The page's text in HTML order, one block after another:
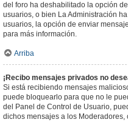
del foro ha deshabilitado la opción
usuarios, o bien La Administración
usuarios, la opción de enviar
para más información.
Arriba
¡Recibo mensajes privados no
Si está recibiendo mensajes
puede bloquearlo para que no le
del Panel de Control de Usuario,
dichos mensajes a los